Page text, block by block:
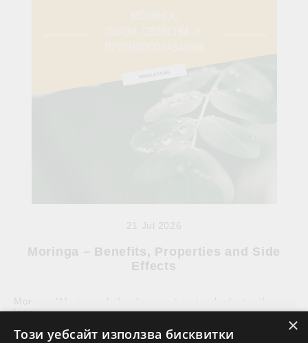
We use cookies to personalise content
Moringa – Benefits, Properties and Side
Effects
21 Jul 2026
Moringa (Moringa oleifera) is a nutrient-rich plant with a
long history of use in India and Ayurveda. Its leaves are
×
Този уебсайт използва бисквитки